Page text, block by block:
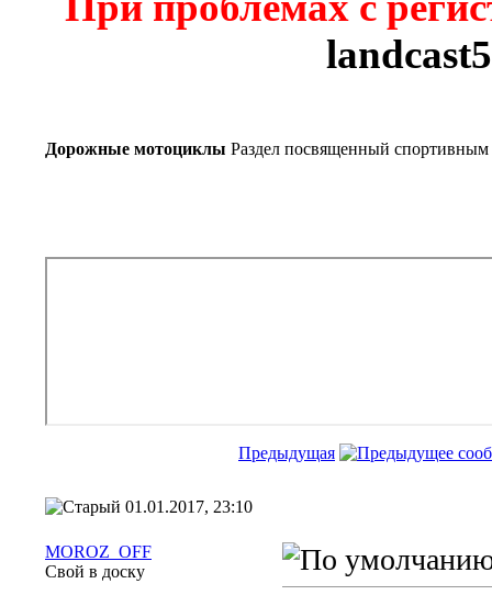
Дорожные мотоциклы Раздел посвященный
Предыдущая
01.01.2017, 23:10
MOROZ_OFF
Свой в доску